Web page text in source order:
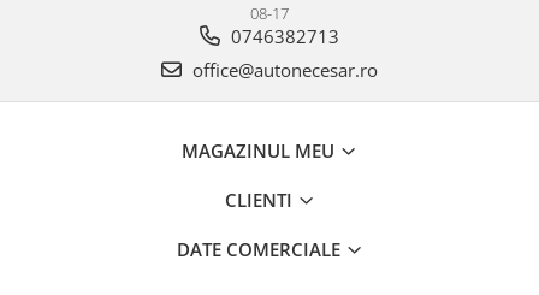
08-17
0746382713
office@autonecesar.ro
MAGAZINUL MEU
CLIENTI
DATE COMERCIALE